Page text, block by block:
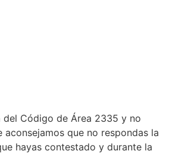
del Código de Área 2335 y no
aconsejamos que no respondas la
hayas contestado y durante la